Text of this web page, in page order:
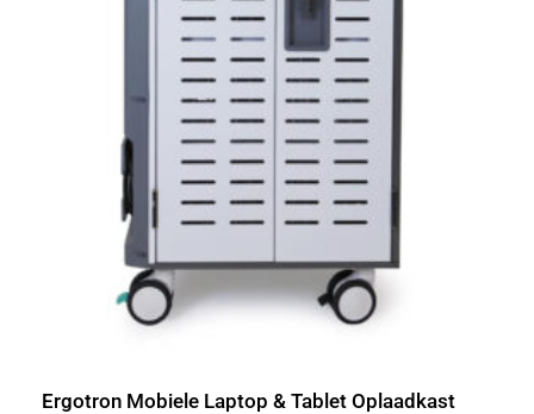
Ergotron Mobiele Laptop & Tablet Oplaadkast